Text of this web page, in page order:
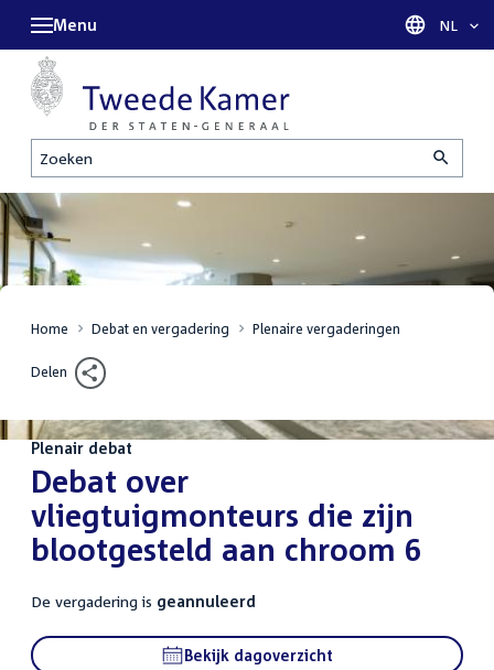
Zoeken
Menu Taal
NL
Home Debat en vergadering Plenaire vergaderingen
Delen
Plenair debat
:Debat over
vliegtuigmonteurs die zijn
blootgesteld aan chroom 6
De vergadering is geannuleerd
Bekijk dagoverzicht